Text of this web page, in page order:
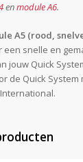
enmodule A6.
A5 (rood,
een snelle en
jouw Quick
de Quick System